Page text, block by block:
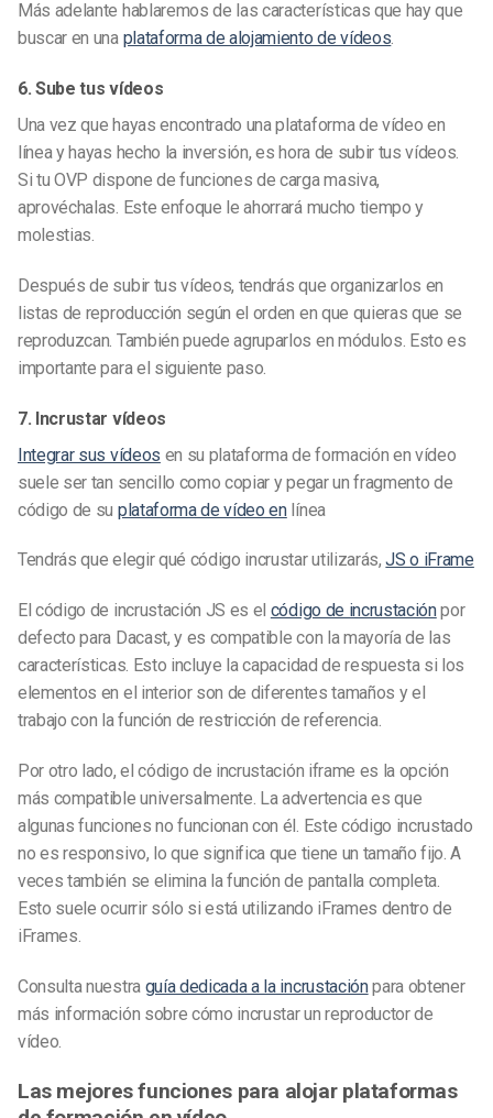
Más adelante hablaremos de las características que hay que
buscar en una plataforma de alojamiento de vídeos.
6. Sube tus vídeos
Una vez que hayas encontrado una plataforma de vídeo en
línea y hayas hecho la inversión, es hora de subir tus vídeos.
Si tu OVP dispone de funciones de carga masiva,
aprovéchalas. Este enfoque le ahorrará mucho tiempo y
molestias.
Después de subir tus vídeos, tendrás que organizarlos en
listas de reproducción según el orden en que quieras que se
reproduzcan. También puede agruparlos en módulos. Esto es
importante para el siguiente paso.
7. Incrustar vídeos
Integrar sus vídeos en su plataforma de formación en vídeo
suele ser tan sencillo como copiar y pegar un fragmento de
código de su plataforma de vídeo enlínea
Tendrás que elegir qué código incrustar utilizarás,JS o iFrame
El código de incrustación JS es el código de incrustaciónpor
defecto para Dacast, y es compatible con la mayoría de las
características. Esto incluye la capacidad de respuesta si los
elementos en el interior son de diferentes tamaños y el
trabajo con la función de restricción de referencia.
Por otro lado, el código de incrustación iframe es la opción
más compatible universalmente. La advertencia es que
algunas funciones no funcionan con él. Este código incrustado
no es responsivo, lo que significa que tiene un tamaño fijo. A
veces también se elimina la función de pantalla completa.
Esto suele ocurrir sólo si está utilizando iFrames dentro de
iFrames.
Consulta nuestra guía dedicada a la incrustaciónpara obtener
más información sobre cómo incrustar un reproductor de
vídeo.
Las mejores funciones para alojar plataformas